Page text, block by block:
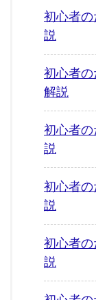
初心者
説
初心者
解説
初心者
説
初心者
説
初心者
説